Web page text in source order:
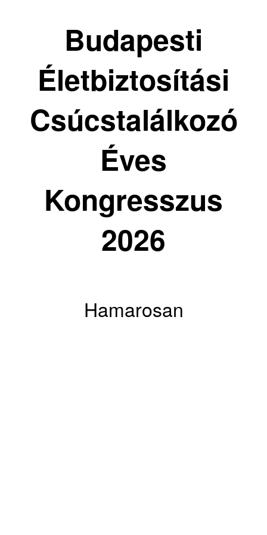
Budapesti
Életbiztosítási
Csúcstalálkozó
Éves
Kongresszus
2026
Hamarosan